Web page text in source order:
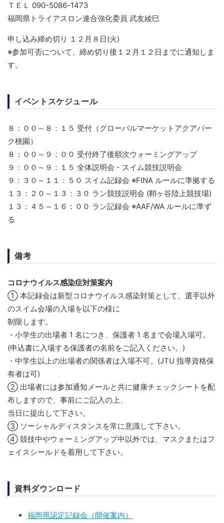
ＴＥＬ 090-5086-1473
福岡県トライアスロン連合強化委員 武友綾巳
申し込み締め切り １２月８日(火)
※参加可否について、締め切り後１２月１２日までに通知しま
す。
イベントスケジュール
８：００～８：１５ 受付（グローバルマーケットアクアパー
ク桃園）
８：００～９：００ 受付終了後順次ウォーミングアップ
９：００～９：１５ 全体説明会・スイム競技説明会
９：３０～１１：５０ スイム記録会 ※FINA ルールに準拠する
１３：２０～１３：３０ ラン競技説明会 (鞘ヶ谷陸上競技場)
１３：４５～１６：００ ラン記録会 ※AAF/WA ルールに準ず
る
備考
コロナウイルス感染症対策案内
① 本記録会は新型コロナウイルス感染対策として、選手以外
のスイム会場の入場を以下の様に
制限します。
・小学生の出場者 1 名につき、保護者 1 名まで会場入場可。
(申込書に入場する保護者の名前をご記入ください。)
・中学生以上の出場者の関係者は入場不可。(JTU 指導資格保
有者は可)
② 出場者には参加通知メールと共に健康チェックシートを配
布しますので、事前にご記入の上、
当日に提出して下さい。
③ ソーシャルディスタンスを常に意識して下さい。
④ 競技中やウォーミングアップ中以外では、マスクまたはフ
ェイスシールドを着用して下さい。
資料ダウンロード
福岡県認定記録会（開催案内）